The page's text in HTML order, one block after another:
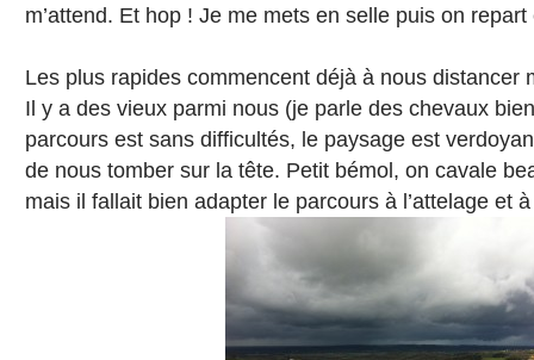
m’attend. Et hop ! Je me mets en selle puis on
Les plus rapides commencent déjà à nous distancer
Il y a des vieux parmi nous (je parle des chevaux
parcours est sans difficultés, le paysage est
de nous tomber sur la tête. Petit bémol, on cavale
mais il fallait bien adapter le parcours à l’attelage et